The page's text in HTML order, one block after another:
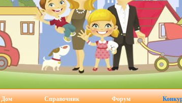
Дом Справочник Форум